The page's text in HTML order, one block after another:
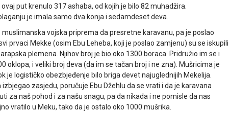
put krenulo 317 ashaba, od kojih je bilo 82 muhadžira.
je imala samo dva konja i sedamdeset deva.
vojska priprema da presretne karavanu, pa je poslao
prvaci Mekke (osim Ebu Leheba, koji je poslao zamjenu) su se iskupili
plemena. Njihov broj je bio oko 1300 boraca. Pridružio im se i
oklopa, i veliki broj deva (da im se tačan broj i ne zna). Mušricima je
je logističko obezbjeđenje bilo briga devet najuglednijih Mekelija.
zasjedu, poručuje Ebu Džehlu da se vrati i da je karavana
za naš pohod i za našu snagu, pa da nikada i ne pomisle da nas
vratilo u Meku, tako da je ostalo oko 1000 mušrika.